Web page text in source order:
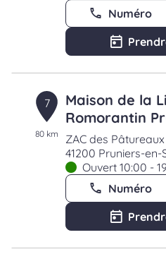
Numéro
7
80 km
Maison de la
Romorantin
ZAC des
41200 Pruniers-en-
Ouvert 10:00 -
Numéro